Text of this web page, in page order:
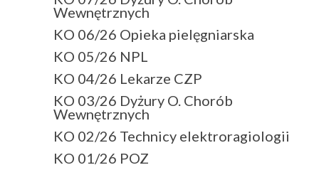
Wewnętrznych
KO 06/26 Opieka pielęgniarska
KO 05/26 NPL
KO 04/26 Lekarze CZP
KO 03/26 Dyżury O. Chorób
Wewnętrznych
KO 02/26 Technicy elektroragiologii
KO 01/26 POZ